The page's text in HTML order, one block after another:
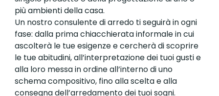
più ambienti della casa.
Un nostro consulente di arredo ti seguirà in ogni
fase: dalla prima chiacchierata informale in cui
ascolterà le tue esigenze e cercherà di scoprire
le tue abitudini, all’interpretazione dei tuoi gusti e
alla loro messa in ordine all’interno di uno
schema compositivo, fino alla scelta e alla
consegna dell’arredamento dei tuoi sogni.